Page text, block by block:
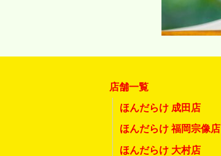
店舗一覧
ほんだらけ 成田店
ほんだらけ 福岡宗像店
ほんだらけ 大村店